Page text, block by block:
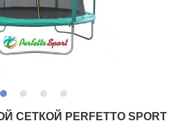
СЕТКОЙ PERFETTO SPORT